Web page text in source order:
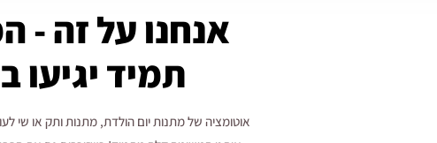
אנחנו על זה -
תמיד יגיעו
אוטומציה של מתנות יום הולדת, מתנות ותק או שי